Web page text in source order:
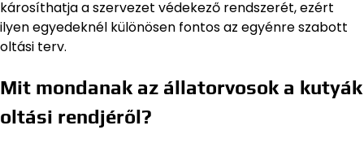
károsíthatja a szervezet védekező rendszerét, ezért
ilyen egyedeknél különösen fontos az egyénre szabott
oltási terv.
Mit mondanak az állatorvosok a kutyák
oltási rendjéről?